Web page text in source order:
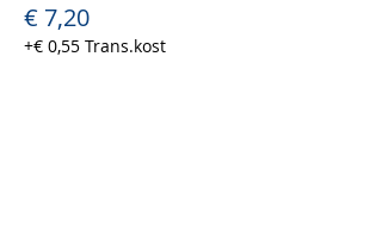
€ 7,20
+€ 0,55 Trans.kost